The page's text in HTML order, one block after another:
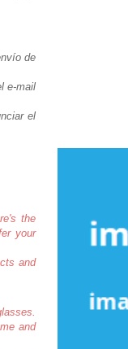
de
e-mail
el
the
your
and
and